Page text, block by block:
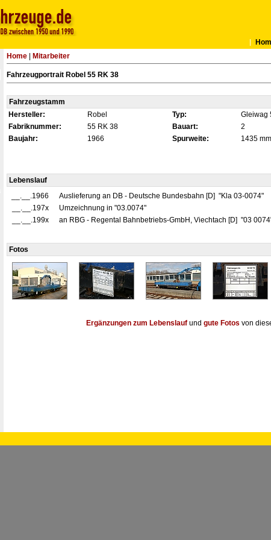
Home| Mitarbeiter
Fahrzeugportrait Robel 55 RK 38
Fahrzeugstamm
Hersteller:
Robel Typ: Gleiwag
Fabriknummer:
55 RK 38 Bauart:
2
Baujahr:
1966 Spurweite: 1435 mm
Lebenslauf
__.__.1966
Auslieferung an DB - Deutsche Bundesbahn [D] "Kla 03-0074"
__.__.197x
Umzeichnung in "03.0074"
__.__.199x
an RBG - Regental Bahnbetriebs-GmbH, Viechtach [D] "03
Fotos
Ergänzungen zum Lebenslaufund gute Fotos von